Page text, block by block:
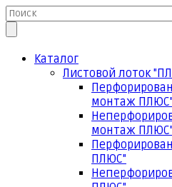
Каталог
Листовой лоток
монтаж ПЛЮС"
монтаж ПЛЮС"
ПЛЮС"